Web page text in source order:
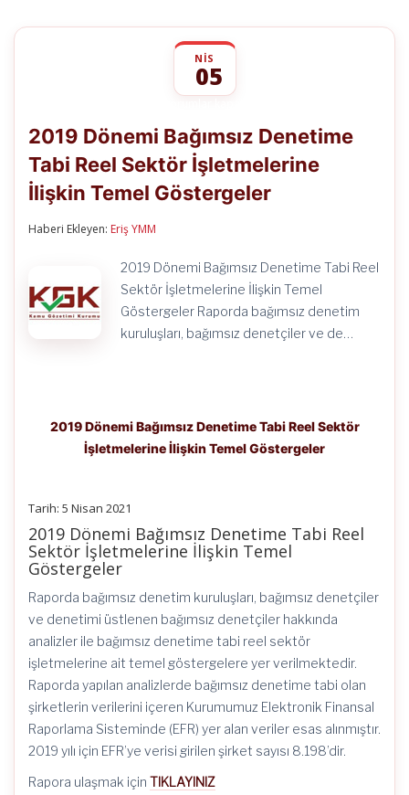
NIS
05
Bağımsız
Denetime
Tabi
Sektör
için
2019 Dönemi Bağımsız Denetime
Tabi Reel Sektör İşletmelerine
İlişkin Temel Göstergeler
Haberi Ekleyen: Eriş YMM
2019 Dönemi Bağımsız Denetime Tabi Reel
Sektör İşletmelerine İlişkin Temel
Göstergeler Raporda bağımsız denetim
kuruluşları, bağımsız denetçiler ve de…
2019 Dönemi Bağımsız Denetime Tabi Reel Sektör
İşletmelerine İlişkin Temel Göstergeler
Tarih: 5 Nisan 2021
2019 Dönemi Bağımsız Denetime Tabi Reel
Sektör İşletmelerine İlişkin Temel
Göstergeler
Raporda bağımsız denetim kuruluşları, bağımsız denetçiler
ve denetimi üstlenen bağımsız denetçiler hakkında
analizler ile bağımsız denetime tabi reel sektör
işletmelerine ait temel göstergelere yer verilmektedir.
Raporda yapılan analizlerde bağımsız denetime tabi olan
şirketlerin verilerini içeren Kurumumuz Elektronik Finansal
Raporlama Sisteminde (EFR) yer alan veriler esas alınmıştır.
2019 yılı için EFR’ye verisi girilen şirket sayısı 8.198’dir.
Rapora ulaşmak için TIKLAYINIZ